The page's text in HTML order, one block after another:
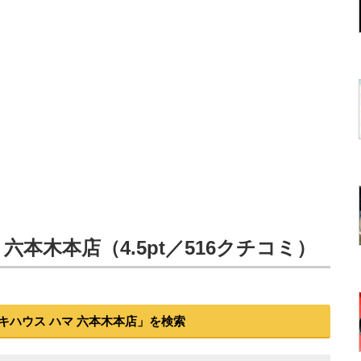
本木本店（4.5pt／516クチコミ）
ハウス ハマ 六本木本店」を検索